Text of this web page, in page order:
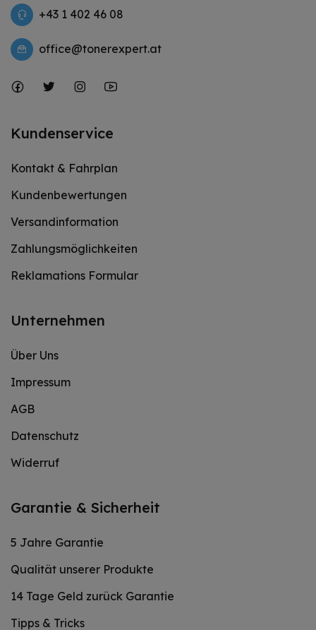
+43 1 402 46 08
office@tonerexpert.at
Kundenservice
Kontakt & Fahrplan
Kundenbewertungen
Versandinformation
Zahlungsmöglichkeiten
Reklamations Formular
Unternehmen
Über Uns
Impressum
AGB
Datenschutz
Widerruf
Garantie & Sicherheit
5 Jahre Garantie
Qualität unserer Produkte
14 Tage Geld zurück Garantie
Tipps & Tricks